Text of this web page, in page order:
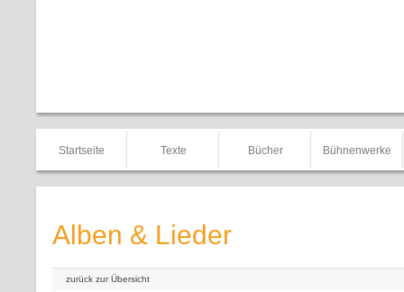
Startseite Texte Bücher Bühnenwerke
Alben & Lieder
zurück zur Übersicht